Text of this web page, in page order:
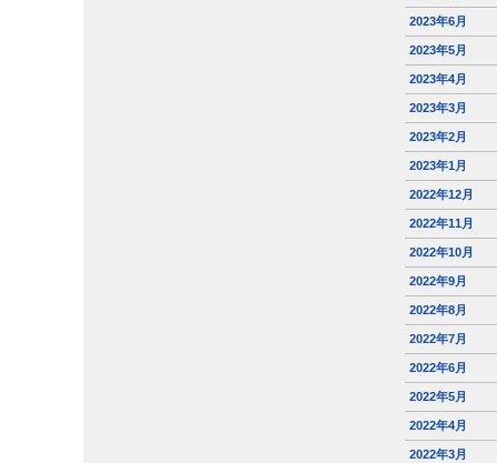
2023年6月
2023年5月
2023年4月
2023年3月
2023年2月
2023年1月
2022年12月
2022年11月
2022年10月
2022年9月
2022年8月
2022年7月
2022年6月
2022年5月
2022年4月
2022年3月